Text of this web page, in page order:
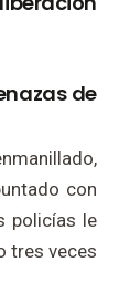
de
con
policías le
tres veces